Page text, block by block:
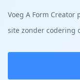
Voeg A Form Creator
site zonder codering